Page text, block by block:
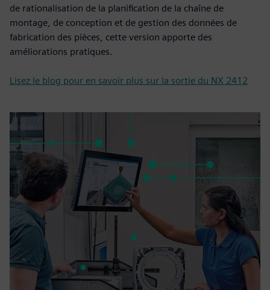
de rationalisation de la planification de la chaîne de
montage, de conception et de gestion des données de
fabrication des pièces, cette version apporte des
améliorations pratiques.
Lisez le blog pour en savoir plus sur la sortie du NX 2412